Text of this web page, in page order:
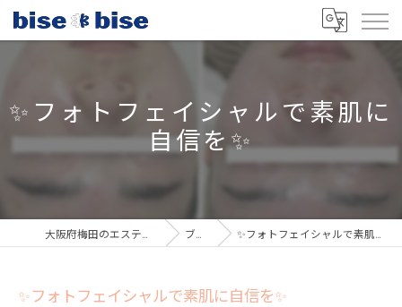
✨フォトフェイシャルで素肌に
自信を✨
大阪府梅田のエステならbisebise ブログ ✨フォトフェイシャルで素肌に自信を✨
✨フォトフェイシャルで素肌に自信を✨